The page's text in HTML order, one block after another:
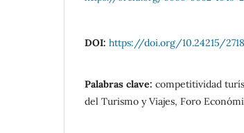
DOI: https://doi.org/10.24215/
Palabras clave: competitividad
del Turismo y Viajes, Foro